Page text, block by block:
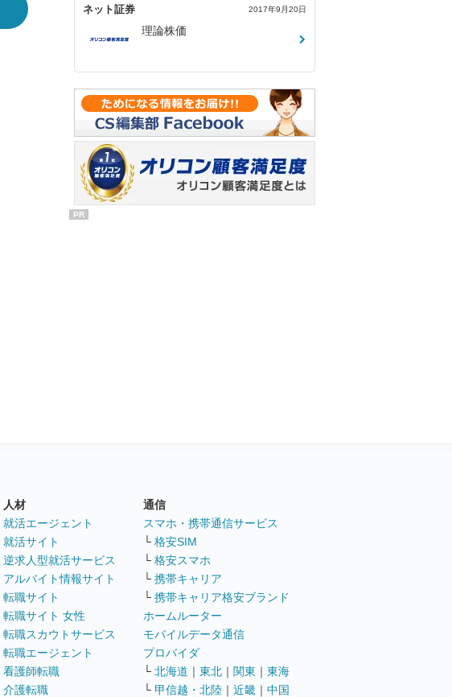
ネット証券 2017年9月20日
理論株価
PR
人材
就活エージェント
就活サイト
逆求人型就活サービス
アルバイト情報サイト
転職サイト
転職サイト 女性
転職スカウトサービス
転職エージェント
看護師転職
介護転職
通信
スマホ・携帯通信サービス
└ 格安SIM
└ 格安スマホ
└ 携帯キャリア
└ 携帯キャリア格安ブランド
ホームルーター
モバイルデータ通信
プロバイダ
└ 北海道 ｜ 東北 ｜ 関東 ｜ 東海
└ 甲信越・北陸 ｜ 近畿 ｜ 中国